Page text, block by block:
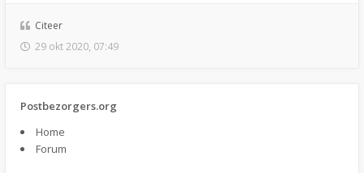
Citeer
29 okt 2020, 07:49
Postbezorgers.org
Home
Forum